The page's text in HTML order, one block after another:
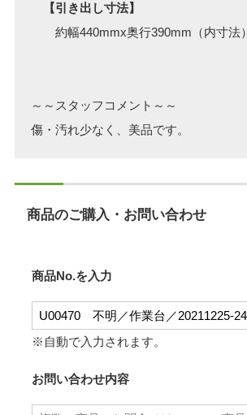
【引き出し寸法】
約幅440mmx奥行390mm（内寸法）
～～スタッフコメント～～
傷・汚れ少なく、美品です。
商品のご購入・お問い合わせ
商品No.を入力
※自動で入力されます。
お問い合わせ内容